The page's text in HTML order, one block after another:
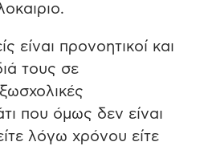
είναι προνοητικοί και
τους σε
που όμως δεν είναι
λόγω χρόνου είτε